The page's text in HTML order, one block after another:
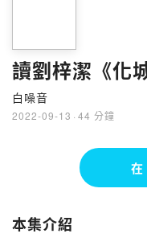
讀劉梓潔《化
白噪音
2022-09-13 · 44 分鐘
在
本集介紹